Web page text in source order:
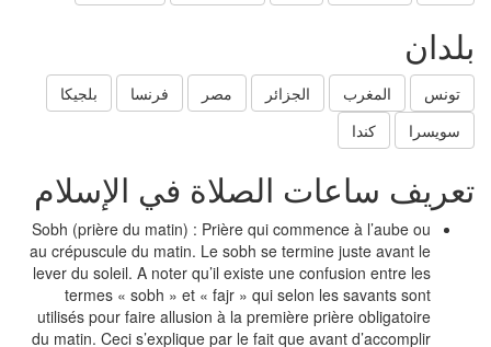
تونس المغرب الجزائر مصر فرنسا
بلجيكا
سويسرا
ساعات الصلاة في الإسلام
Sobh (prière du matin) : Prière qui commence à l’aube ou
au crépuscule du matin. Le sobh se termine juste avant le
lever du soleil. A noter qu’il existe une confusion entre les
termes « sobh » et « fajr » qui selon les savants sont
utilisés pour faire allusion à la première prière obligatoire
du matin. Ceci s’explique par le fait que avant d’accomplir